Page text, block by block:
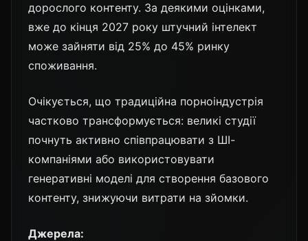
дорослого контенту. За деякими оцінками,
вже до кінця 2027 року штучний інтелект
може зайняти від 25% до 45% ринку
споживання.
Очікується, що традиційна порноіндустрія
частково трансформується: великі студії
почнуть активно співпрацювати з ШІ-
компаніями або використовувати
генеративні моделі для створення базового
контенту, знижуючи витрати на зйомки.
Джерела: